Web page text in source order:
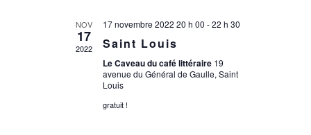
NOV
17
2022
17 novembre 2022 20 h 00 -22 h 30
Saint Louis
Le Caveau du café littéraire 19
avenue du Général de Gaulle, Saint
Louis
gratuit !